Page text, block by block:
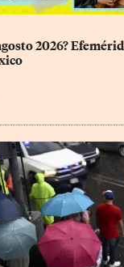
2026?